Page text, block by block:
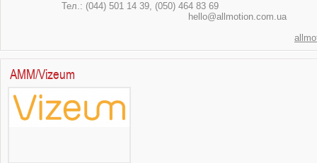
Тел.: (044) 501 14 39,
AMM/Vizeum